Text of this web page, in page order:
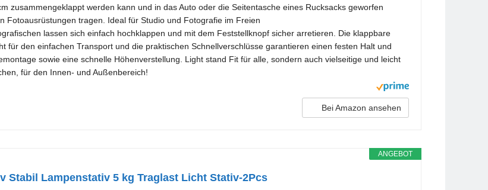
zusammengeklappt werden kann und in das Auto oder die Seitentasche eines Rucksacks geworfen
Fotoausrüstungen tragen. Ideal für Studio und Fotografie im Freien
lassen sich einfach hochklappen und mit dem Feststellknopf sicher arretieren. Die klappbare
für den einfachen Transport und die praktischen Schnellverschlüsse garantieren einen festen Halt und
sowie eine schnelle Höhenverstellung. Light stand Fit für alle, sondern auch vielseitige und leicht
für den Innen- und Außenbereich!
Bei Amazon ansehen
ANGEBOT
Stabil Lampenstativ 5 kg Traglast Licht Stativ-2Pcs